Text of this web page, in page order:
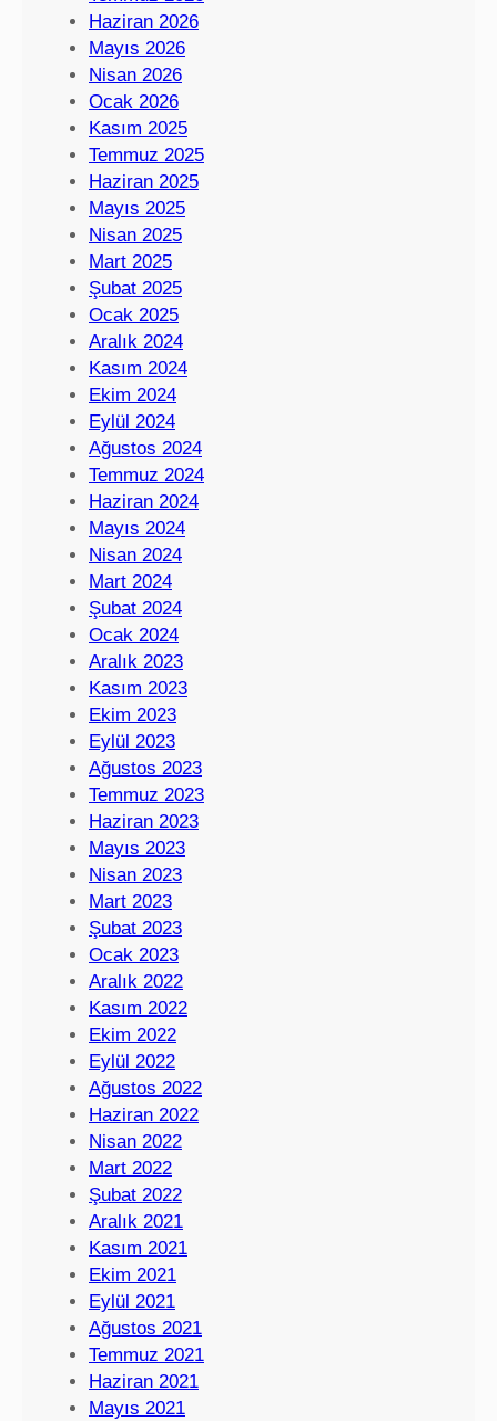
Haziran 2026
Mayıs 2026
Nisan 2026
Ocak 2026
Kasım 2025
Temmuz 2025
Haziran 2025
Mayıs 2025
Nisan 2025
Mart 2025
Şubat 2025
Ocak 2025
Aralık 2024
Kasım 2024
Ekim 2024
Eylül 2024
Ağustos 2024
Temmuz 2024
Haziran 2024
Mayıs 2024
Nisan 2024
Mart 2024
Şubat 2024
Ocak 2024
Aralık 2023
Kasım 2023
Ekim 2023
Eylül 2023
Ağustos 2023
Temmuz 2023
Haziran 2023
Mayıs 2023
Nisan 2023
Mart 2023
Şubat 2023
Ocak 2023
Aralık 2022
Kasım 2022
Ekim 2022
Eylül 2022
Ağustos 2022
Haziran 2022
Nisan 2022
Mart 2022
Şubat 2022
Aralık 2021
Kasım 2021
Ekim 2021
Eylül 2021
Ağustos 2021
Temmuz 2021
Haziran 2021
Mayıs 2021